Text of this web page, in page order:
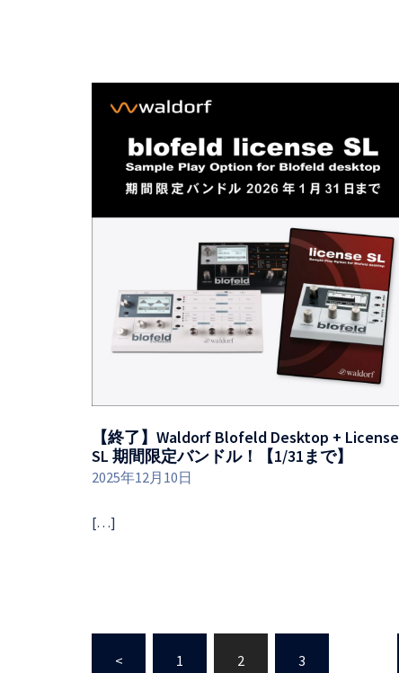
【終了】Waldorf Blofeld Desktop + License
SL 期間限定バンドル！【1/31まで】
2025年12月10日
[…]
< 1 2 3